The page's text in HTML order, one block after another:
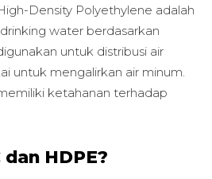
Density Polyethylene adalah
water berdasarkan
untuk distribusi air
untuk mengalirkan air minum.
ketahanan terhadap
HDPE?